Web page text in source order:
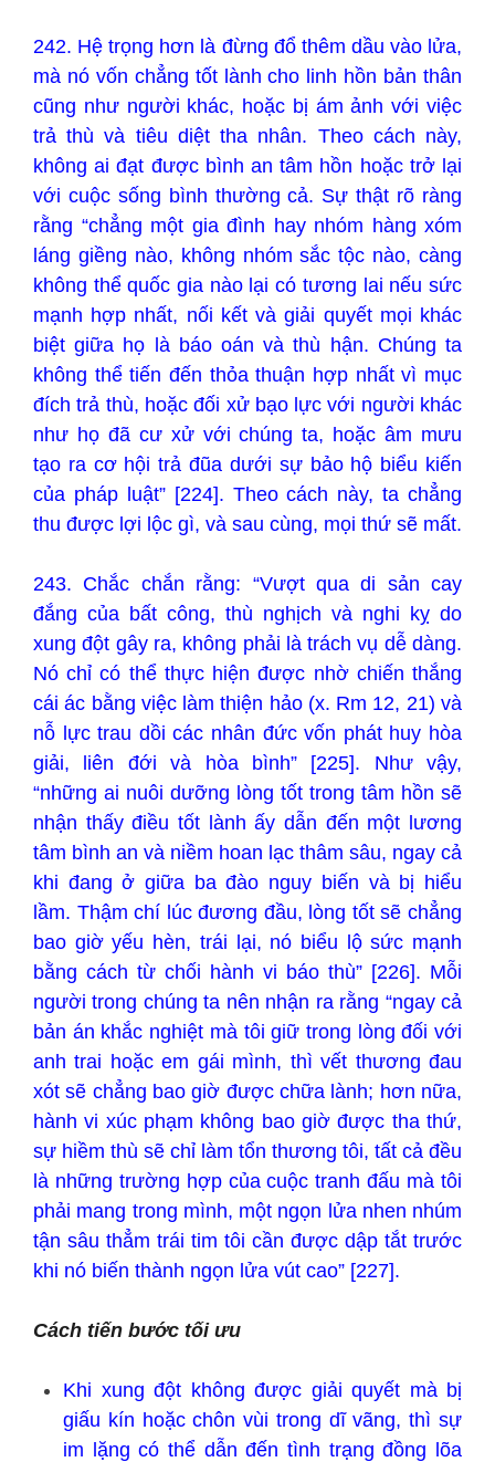
242. Hệ trọng hơn là đừng đổ thêm dầu vào lửa,
mà nó vốn chẳng tốt lành cho linh hồn bản thân
cũng như người khác, hoặc bị ám ảnh với việc
trả thù và tiêu diệt tha nhân. Theo cách này,
không ai đạt được bình an tâm hồn hoặc trở lại
với cuộc sống bình thường cả. Sự thật rõ ràng
rằng “chẳng một gia đình hay nhóm hàng xóm
láng giềng nào, không nhóm sắc tộc nào, càng
không thể quốc gia nào lại có tương lai nếu sức
mạnh hợp nhất, nối kết và giải quyết mọi khác
biệt giữa họ là báo oán và thù hận. Chúng ta
không thể tiến đến thỏa thuận hợp nhất vì mục
đích trả thù, hoặc đối xử bạo lực với người khác
như họ đã cư xử với chúng ta, hoặc âm mưu
tạo ra cơ hội trả đũa dưới sự bảo hộ biểu kiến
của pháp luật” [224]. Theo cách này, ta chẳng
thu được lợi lộc gì, và sau cùng, mọi thứ sẽ mất.
243. Chắc chắn rằng: “Vượt qua di sản cay
đắng của bất công, thù nghịch và nghi kỵ do
xung đột gây ra, không phải là trách vụ dễ dàng.
Nó chỉ có thể thực hiện được nhờ chiến thắng
cái ác bằng việc làm thiện hảo (x. Rm 12, 21) và
nỗ lực trau dồi các nhân đức vốn phát huy hòa
giải, liên đới và hòa bình” [225]. Như vậy,
“những ai nuôi dưỡng lòng tốt trong tâm hồn sẽ
nhận thấy điều tốt lành ấy dẫn đến một lương
tâm bình an và niềm hoan lạc thâm sâu, ngay cả
khi đang ở giữa ba đào nguy biến và bị hiểu
lầm. Thậm chí lúc đương đầu, lòng tốt sẽ chẳng
bao giờ yếu hèn, trái lại, nó biểu lộ sức mạnh
bằng cách từ chối hành vi báo thù” [226]. Mỗi
người trong chúng ta nên nhận ra rằng “ngay cả
bản án khắc nghiệt mà tôi giữ trong lòng đối với
anh trai hoặc em gái mình, thì vết thương đau
xót sẽ chẳng bao giờ được chữa lành; hơn nữa,
hành vi xúc phạm không bao giờ được tha thứ,
sự hiềm thù sẽ chỉ làm tổn thương tôi, tất cả đều
là những trường hợp của cuộc tranh đấu mà tôi
phải mang trong mình, một ngọn lửa nhen nhúm
tận sâu thẳm trái tim tôi cần được dập tắt trước
khi nó biến thành ngọn lửa vút cao” [227].
Cách tiến bước tối ưu
Khi xung đột không được giải quyết mà bị
giấu kín hoặc chôn vùi trong dĩ vãng, thì sự
im lặng có thể dẫn đến tình trạng đồng lõa